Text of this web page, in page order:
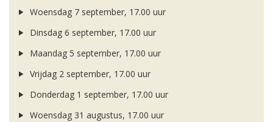
Woensdag 7 september, 17.00 uur
Dinsdag 6 september, 17.00 uur
Maandag 5 september, 17.00 uur
Vrijdag 2 september, 17.00 uur
Donderdag 1 september, 17.00 uur
Woensdag 31 augustus, 17.00 uur